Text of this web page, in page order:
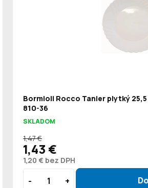
Bormioli Rocco Tanier plytký 25,5
810-36
SKLADOM
1,20 € bez DPH
1,47 €
1,43 €